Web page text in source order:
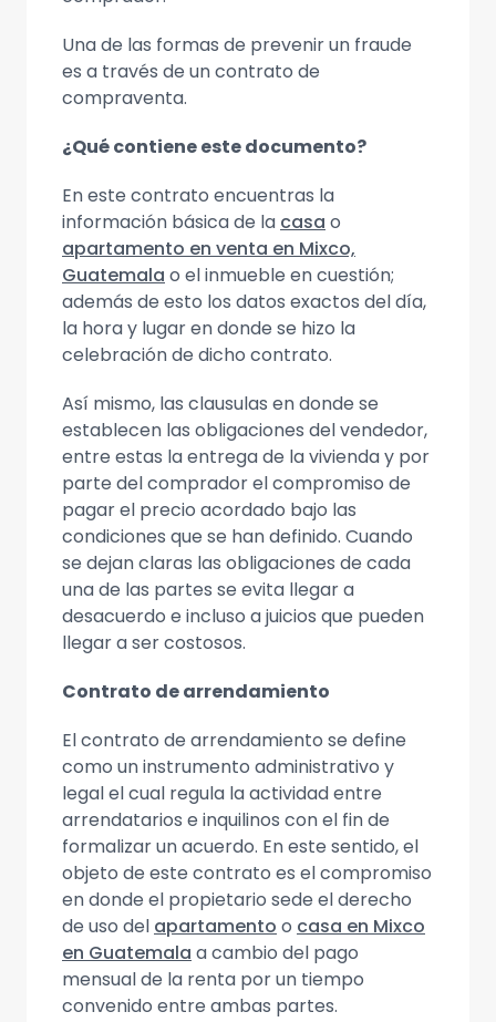
Una de las formas de prevenir un fraude
es a través de un contrato de
compraventa.
¿Qué contiene este documento?
En este contrato encuentras la
información básica de la casa o
apartamento en venta en Mixco,
Guatemala o el inmueble en cuestión;
además de esto los datos exactos del día,
la hora y lugar en donde se hizo la
celebración de dicho contrato.
Así mismo, las clausulas en donde se
establecen las obligaciones del vendedor,
entre estas la entrega de la vivienda y por
parte del comprador el compromiso de
pagar el precio acordado bajo las
condiciones que se han definido. Cuando
se dejan claras las obligaciones de cada
una de las partes se evita llegar a
desacuerdo e incluso a juicios que pueden
llegar a ser costosos.
Contrato de arrendamiento
El contrato de arrendamiento se define
como un instrumento administrativo y
legal el cual regula la actividad entre
arrendatarios e inquilinos con el fin de
formalizar un acuerdo. En este sentido, el
objeto de este contrato es el compromiso
en donde el propietario sede el derecho
de uso del apartamento o casa en Mixco
en Guatemala a cambio del pago
mensual de la renta por un tiempo
convenido entre ambas partes.